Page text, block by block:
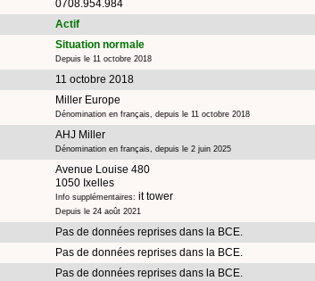
0708.954.984
Actif
Situation normale
Depuis le 11 octobre 2018
11 octobre 2018
Miller Europe
Dénomination en français, depuis le 11 octobre 2018
AHJ Miller
Dénomination en français, depuis le 2 juin 2025
Avenue Louise 480
1050 Ixelles
Info supplémentaires: it tower
Depuis le 24 août 2021
Pas de données reprises dans la BCE.
Pas de données reprises dans la BCE.
Pas de données reprises dans la BCE.